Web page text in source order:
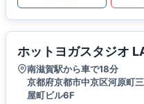
ホットヨガスタジオ
南滋賀駅から車で18分
京都府京都市中京区河原町
屋町ビル6F